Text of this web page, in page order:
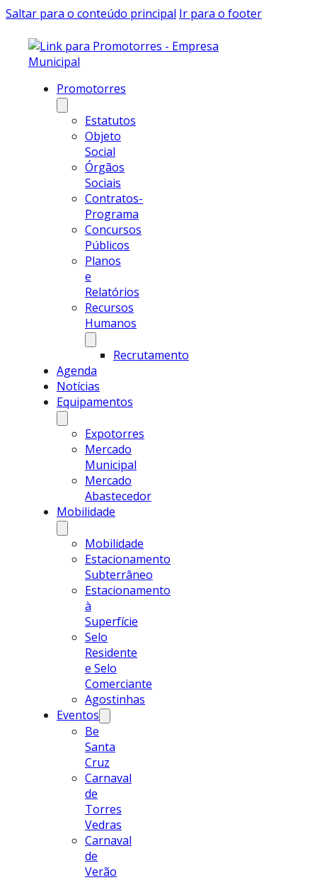
Saltar para o conteúdo principal Ir para o footer
Promotorres
Estatutos
Objeto
Social
Órgãos
Sociais
Contratos-
Programa
Concursos
Públicos
Planos
e
Relatórios
Recursos
Humanos
Recrutamento
Agenda
Notícias
Equipamentos
Expotorres
Mercado
Municipal
Mercado
Abastecedor
Mobilidade
Mobilidade
Estacionamento
Subterrâneo
Estacionamento
à
Superfície
Selo
Residente
e Selo
Comerciante
Agostinhas
Eventos
Be
Santa
Cruz
Carnaval
de
Torres
Vedras
Carnaval
de
Verão